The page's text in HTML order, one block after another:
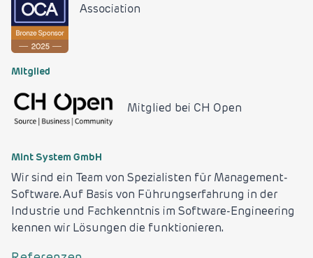
Association
Mitglied
Mitglied bei CH Open
Mint System GmbH
Wir sind ein Team von Spezialisten für Management-
Software. Auf Basis von Führungserfahrung in der
Industrie und Fachkenntnis im Software-Engineering
kennen wir Lösungen die funktionieren.